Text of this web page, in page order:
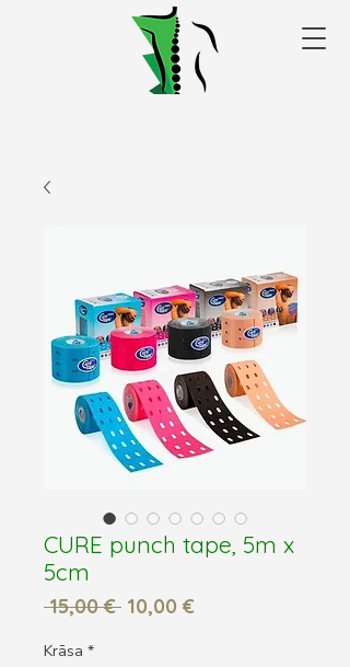
CURE punch tape, 5m x
5cm
15,00 € Parastā
10,00 €Izpārdošanas
Krāsa *